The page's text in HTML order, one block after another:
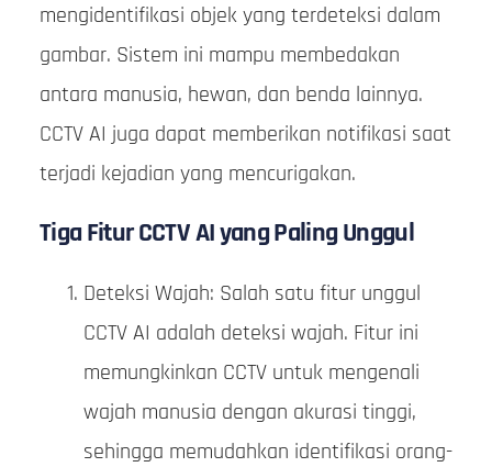
mengidentifikasi objek yang terdeteksi dalam
gambar. Sistem ini mampu membedakan
antara manusia, hewan, dan benda lainnya.
CCTV AI juga dapat memberikan notifikasi saat
terjadi kejadian yang mencurigakan.
Tiga Fitur CCTV AI yang Paling Unggul
Deteksi Wajah: Salah satu fitur unggul
CCTV AI adalah deteksi wajah. Fitur ini
memungkinkan CCTV untuk mengenali
wajah manusia dengan akurasi tinggi,
sehingga memudahkan identifikasi orang-